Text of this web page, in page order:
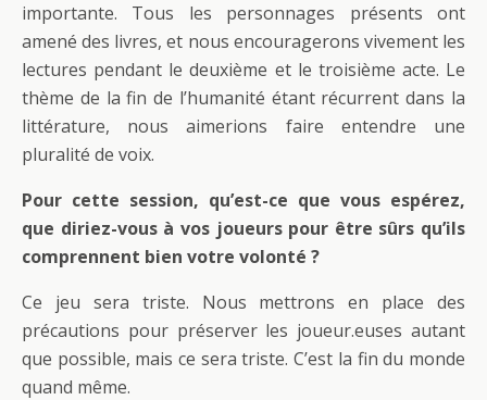
importante. Tous les personnages présents ont
amené des livres, et nous encouragerons vivement les
lectures pendant le deuxième et le troisième acte. Le
thème de la fin de l’humanité étant récurrent dans la
littérature, nous aimerions faire entendre une
pluralité de voix.
Pour cette session, qu’est-ce que vous espérez,
que diriez-vous à vos joueurs pour être sûrs qu’ils
comprennent bien votre volonté ?
Ce jeu sera triste. Nous mettrons en place des
précautions pour préserver les joueur.euses autant
que possible, mais ce sera triste. C’est la fin du monde
quand même.